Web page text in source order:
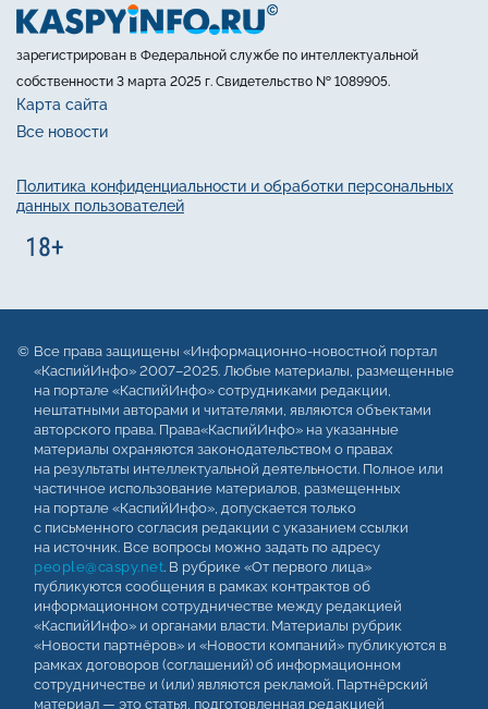
зарегистрирован в Федеральной службе по интеллектуальной
собственности 3 марта 2025 г. Свидетельство № 1089905.
Карта сайта
Все новости
Политика конфиденциальности и обработки персональных
данных пользователей
Все права защищены «Информационно-новостной портал
«КаспийИнфо» 2007–2025. Любые материалы, размещенные
на портале «КаспийИнфо» сотрудниками редакции,
нештатными авторами и читателями, являются объектами
авторского права. Права«КаспийИнфо» на указанные
материалы охраняются законодательством о правах
на результаты интеллектуальной деятельности. Полное или
частичное использование материалов, размещенных
на портале «КаспийИнфо», допускается только
с письменного согласия редакции с указанием ссылки
на источник. Все вопросы можно задать по адресу
people@caspy.net. В рубрике «От первого лица»
публикуются сообщения в рамках контрактов об
информационном сотрудничестве между редакцией
«КаспийИнфо» и органами власти. Материалы рубрик
«Новости партнёров» и «Новости компаний» публикуются в
рамках договоров (соглашений) об информационном
сотрудничестве и (или) являются рекламой. Партнёрский
материал — это статья, подготовленная редакцией